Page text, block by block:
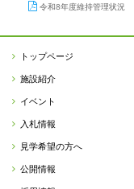
令和8年度維持管理状況
トップページ
施設紹介
イベント
入札情報
見学希望の方へ
公開情報